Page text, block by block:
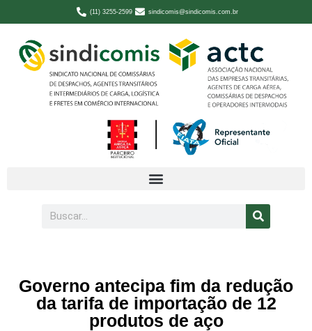
(11) 3255-2599 sindicomis@sindicomis.com.br
Governo antecipa fim da redução
da tarifa de importação de 12
produtos de aço